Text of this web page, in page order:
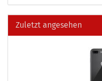
Zuletzt angesehen